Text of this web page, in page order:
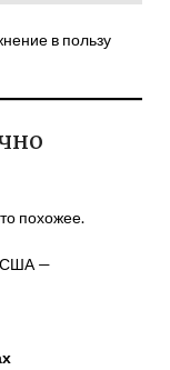
в пользу
похожее.
США —